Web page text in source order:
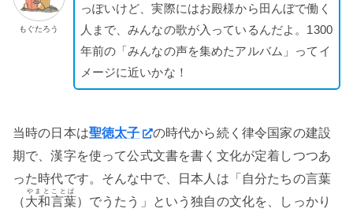
もぐたろう
っぽいけど、実際にはお殿様から田んぼで働く
人まで、みんなの歌が入っているんだよ。1300
年前の「みんなの声を集めたアルバム」ってイ
メージに近いかな！
当時の日本は聖徳太子
の時代から続く律令国家の建設
期で、漢字を使って公式文書を書く文化が定着しつつあ
った時代です。そんな中で、日本人は「自分たちの言葉
（大和言葉
やまとことば
）でうたう」という独自の文化を、しっかり